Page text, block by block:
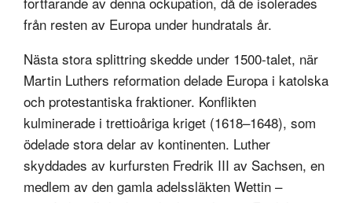
från resten av Europa under hundratals år.
Nästa stora splittring skedde under 1500-talet, när
Martin Luthers reformation delade Europa i katolska
och protestantiska fraktioner. Konflikten
kulminerade i trettioåriga kriget (1618–1648), som
ödelade stora delar av kontinenten. Luther
skyddades av kurfursten Fredrik III av Sachsen, en
medlem av den gamla adelssläkten Wettin –